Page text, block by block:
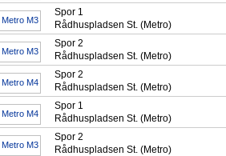
Metro M3
Spor 1
Rådhuspladsen St. (Metro)
Metro M3
Spor 2
Rådhuspladsen St. (Metro)
Metro M4
Spor 2
Rådhuspladsen St. (Metro)
Metro M4
Spor 1
Rådhuspladsen St. (Metro)
Metro M3
Spor 2
Rådhuspladsen St. (Metro)